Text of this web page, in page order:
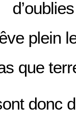
d’oublies
plein
que
donc